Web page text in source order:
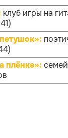
клуб игры на
плёнке»: